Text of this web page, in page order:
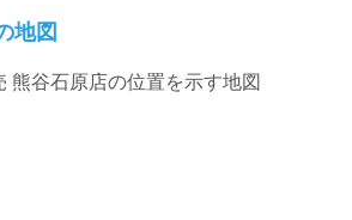
地図